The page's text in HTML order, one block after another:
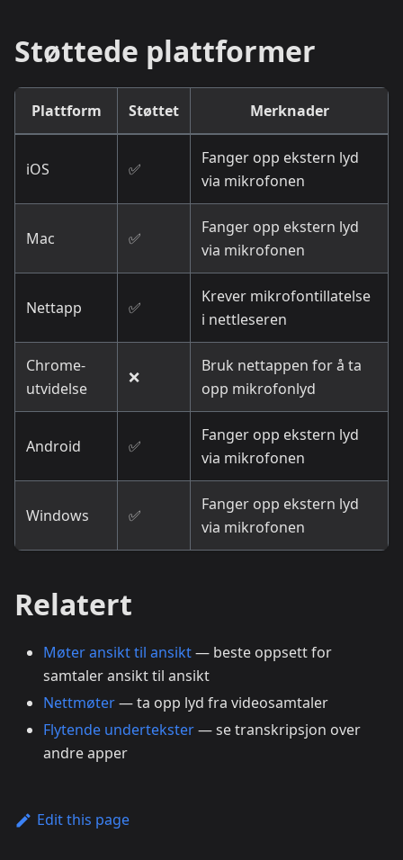
Støttede plattformer
Plattform Støttet Merknader
iOS ✅
Fanger opp ekstern lyd
via mikrofonen
Mac ✅
Fanger opp ekstern lyd
via mikrofonen
Nettapp ✅
Krever mikrofontillatelse
i nettleseren
Chrome-
utvidelse
❌
Bruk nettappen for å ta
opp mikrofonlyd
Android ✅
Fanger opp ekstern lyd
via mikrofonen
Windows ✅
Fanger opp ekstern lyd
via mikrofonen
Relatert
Møter ansikt til ansikt— beste oppsett for
samtaler ansikt til ansikt
Nettmøter— ta opp lyd fra videosamtaler
Flytende undertekster— se transkripsjon over
andre apper
Edit this page